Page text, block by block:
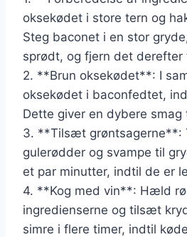
oksekødet i store tern og
Steg baconet i en stor
sprødt, og fjern det derefter
2. **Brun oksekødet**: I
oksekødet i baconfedtet,
Dette giver en dybere smag
3. **Tilsæt grøntsagerne**:
gulerødder og svampe til
et par minutter, indtil de er
4. **Kog med vin**: Hæld
ingredienserne og tilsæt
simre i flere timer, indtil